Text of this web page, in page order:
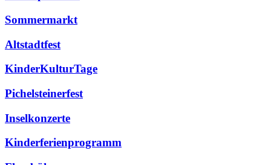
Sommermarkt
Altstadtfest
KinderKulturTage
Pichelsteinerfest
Inselkonzerte
Kinderferienprogramm